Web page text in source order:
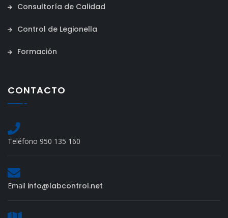
Consultoría de Calidad
Control de Legionella
Formación
CONTACTO
Teléfono 950 135 160
Email info@labcontrol.net